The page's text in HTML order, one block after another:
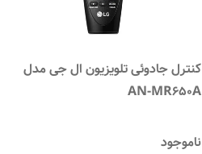
کنترل جادوئی تلویزیون ال جی مدل
AN-MR650A
ناموجود